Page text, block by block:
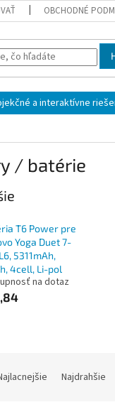
OBCHODNÉ
a interaktívne
/ batérie
T6 Power pre
Yoga Duet 7-
5311mAh,
4cell, Li-pol
na dotaz
Najdrahšie